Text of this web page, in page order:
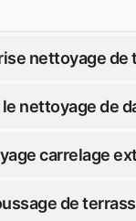
nettoyage de
nettoyage de
carrelage
de